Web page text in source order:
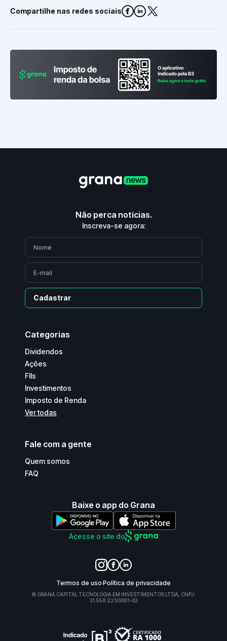
Compartilhe nas redes sociais
Não perca notícias.
Inscreva-se agora:
Cadastrar
Categorias
Dividendos
Ações
FIIs
Investimentos
Imposto de Renda
Ver todas
Fale com a gente
Quem somos
FAQ
Baixe o app do Grana
Acesse o site do
Termos de uso Política de privacidade
© GRANA CAPITAL TECNOLOGIA EM INVESTIMENTOS LTDA, CNPJ:
31.558.221/0001-03